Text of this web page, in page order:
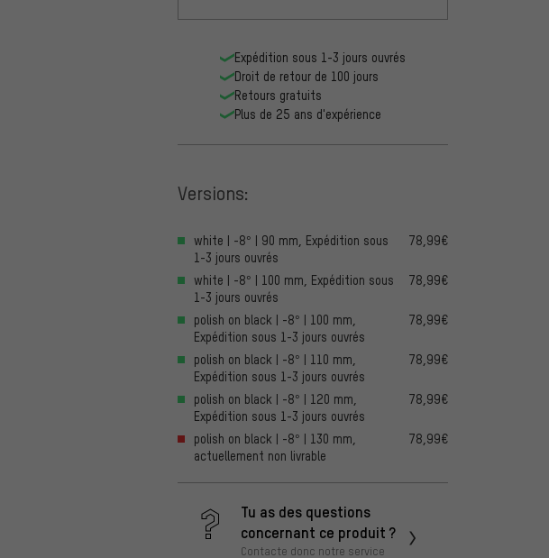
Expédition sous 1-3 jours ouvrés
Droit de retour de 100 jours
Retours gratuits
Plus de 25 ans d'expérience
Versions:
white | -8° | 90 mm, Expédition sous
1-3 jours ouvrés
78,99€
white | -8° | 100 mm, Expédition sous
1-3 jours ouvrés
78,99€
polish on black | -8° | 100 mm,
Expédition sous 1-3 jours ouvrés
78,99€
polish on black | -8° | 110 mm,
Expédition sous 1-3 jours ouvrés
78,99€
polish on black | -8° | 120 mm,
Expédition sous 1-3 jours ouvrés
78,99€
polish on black | -8° | 130 mm,
actuellement non livrable
78,99€
Tu as des questions
concernant ce produit ?
Contacte donc notre service